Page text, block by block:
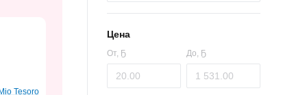
Цена
От, Ҕ До, Ҕ